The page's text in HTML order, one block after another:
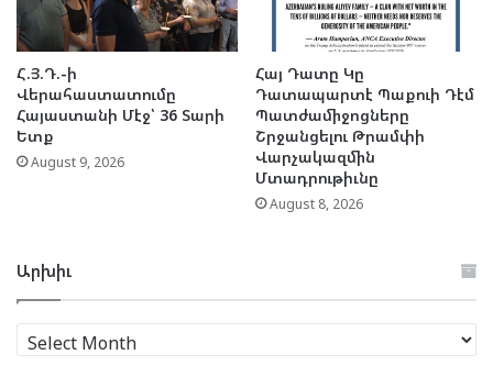
Հ.Յ.Դ.-ի
Վերահաստատումը
Հայաստանի Մէջ՝ 36 Տարի
Ետք
August 9, 2026
Հայ Դատը Կը
Դատապարտէ Պաքուի Դէմ
Պատժամիջոցները
Շրջանցելու Թրամփի
Վարչակազմին
Մտադրութիւնը
August 8, 2026
Արխիւ
Արխիւ